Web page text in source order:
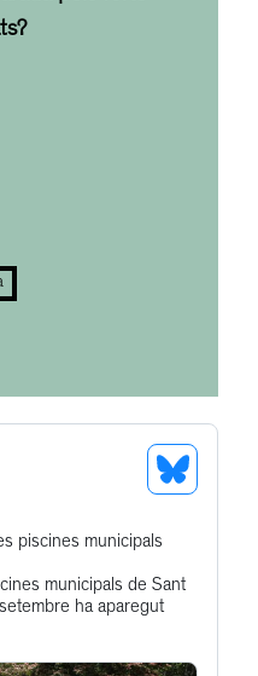
See
piscines municipals
municipals de Sant
ha aparegut